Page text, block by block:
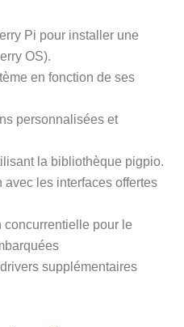
Pi pour installer une
OS).
en fonction de ses
personnalisées et
la bibliothèque pigpio.
les interfaces offertes
concurrentielle pour le
supplémentaires